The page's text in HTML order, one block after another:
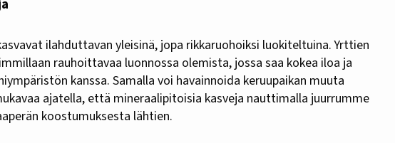
ilahduttavan yleisinä, jopa rikkaruohoiksi luokiteltuina. Yrttien
rauhoittavaa luonnossa olemista, jossa saa kokea iloa ja
kanssa. Samalla voi havainnoida keruupaikan muuta
ajatella, että mineraalipitoisia kasveja nauttimalla juurrumme
koostumuksesta lähtien.